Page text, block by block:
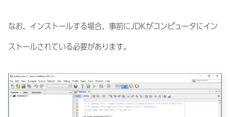
なお、インストールする場合、事前にJDKがコンピュータにイン
ストールされている必要があります。